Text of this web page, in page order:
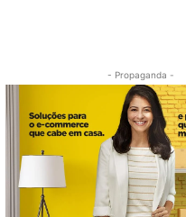
- Propaganda -